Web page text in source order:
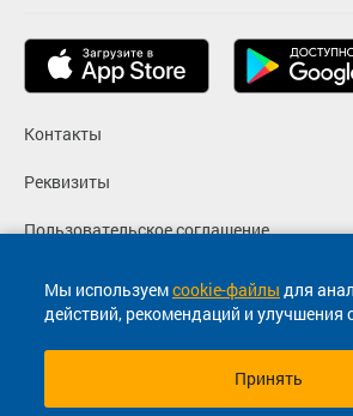
Мы используемcookie-файлы для
действий, рекомендаций и улучшения
Принять
Контакты
Реквизиты
Пользовательское соглашение
Политика конфиденциальности
Согласие на маркетинговые сообщения
© 2013-2026, ООО "Капитал"- Онлайн